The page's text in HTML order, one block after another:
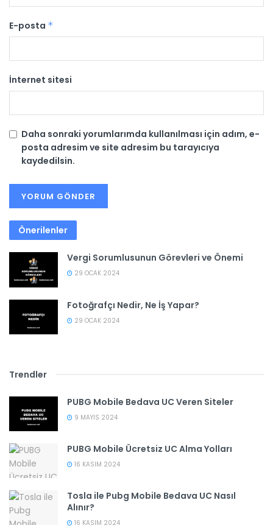
E-posta *
İnternet sitesi
Daha sonraki yorumlarımda kullanılması için adım, e-
posta adresim ve site adresim bu tarayıcıya
kaydedilsin.
Önerilenler
Vergi Sorumlusunun Görevleri ve Önemi
29 OCAK 2024
Fotoğrafçı Nedir, Ne İş Yapar?
29 OCAK 2024
Trendler
PUBG Mobile Bedava UC Veren Siteler
9 MAYIS 2024
PUBG Mobile Ücretsiz UC Alma Yolları
16 KASIM 2024
Tosla ile Pubg Mobile Bedava UC Nasıl
Alınır?
16 KASIM 2024